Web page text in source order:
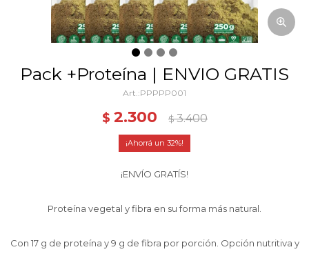
Pack +Proteína | ENVIO GRATIS
PPPPP001
$ 2.300 $ 3.400
32
¡ENVÍO GRATÍS!
Proteína vegetal y fibra en su forma más natural.
Con 17 g de proteína y 9 g de fibra por porción. Opción nutritiva y